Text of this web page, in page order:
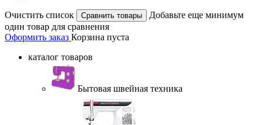
Очистить список
Добавьте еще минимум
один товар для сравнения
Оформить заказ Корзина пуста
каталог товаров
Бытовая швейная техника